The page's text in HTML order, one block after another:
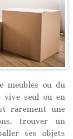
meubles ou du
vive seul ou en
rarement une
trouver un
ses objets